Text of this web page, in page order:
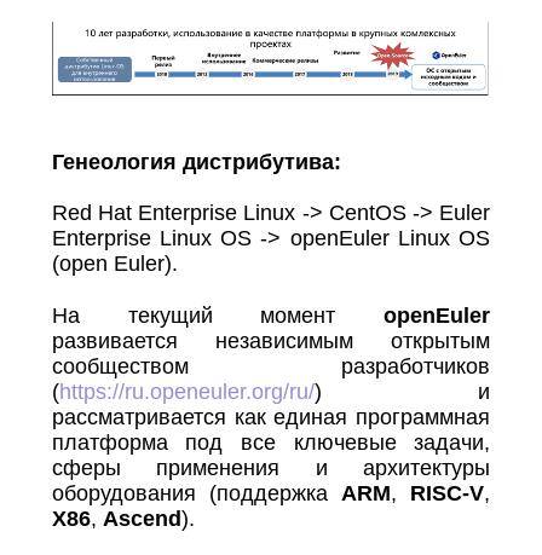
Генеология дистрибутива:
Red Hat Enterprise Linux -> CentOS -> Euler
Enterprise Linux OS -> openEuler Linux OS
(open Euler).
На текущий моментopenEuler
развивается независимым открытым
сообществом разработчиков
(https://ru.openeuler.org/ru/) и
рассматривается как единая программная
платформа под все ключевые задачи,
сферы применения и архитектуры
оборудования (поддержка ARM, RISC-V,
X86, Ascend).